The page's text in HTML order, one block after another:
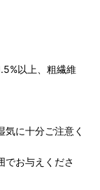
以上、粗繊維
に十分ご注意く
でお与えくださ